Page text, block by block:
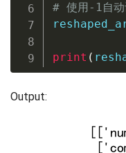
# 使用-1自动
print (
Output: